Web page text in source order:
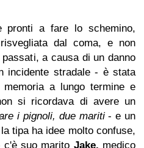
pronti a fare lo schemino,
dal coma, e non
a causa di un danno
incidente stradale - è stata
a lungo termine e
si ricordava di avere un
i pignoli, due mariti- e un
tipa ha idee molto confuse,
c'è suo marito Jake, medico